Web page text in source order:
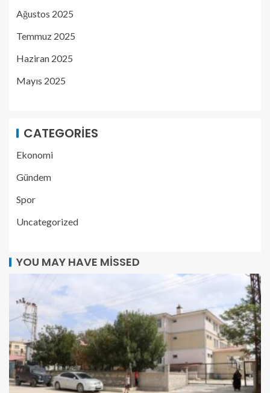
Ağustos 2025
Temmuz 2025
Haziran 2025
Mayıs 2025
CATEGORIES
Ekonomi
Gündem
Spor
Uncategorized
YOU MAY HAVE MISSED